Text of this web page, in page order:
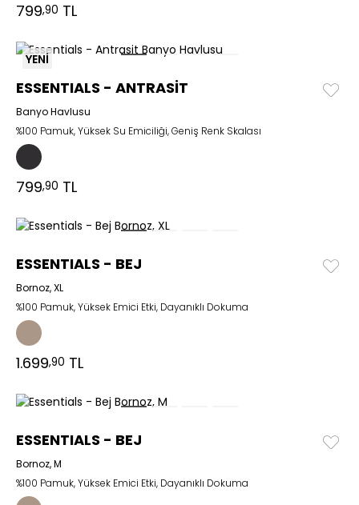
799,90 TL
YENİ
ESSENTIALS - ANTRASİT
Banyo Havlusu
%100 Pamuk, Yüksek Su Emiciliği, Geniş Renk Skalası
799,90 TL
ESSENTIALS - BEJ
Bornoz, XL
%100 Pamuk, Yüksek Emici Etki, Dayanıklı Dokuma
1.699,90 TL
ESSENTIALS - BEJ
Bornoz, M
%100 Pamuk, Yüksek Emici Etki, Dayanıklı Dokuma